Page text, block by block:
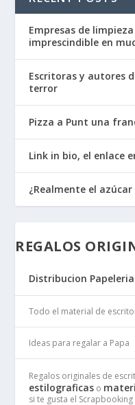
Empresas de
imprescindible en
Escritoras y autores
terror
Pizza a Punt una
Link in bio, el enlace
¿Realmente el
REGALOS
Distribucion
Todo el material de
Ideas para regalar a Papa
Regalos originales de
estilograficas o
si te gusta el Scrapbooking